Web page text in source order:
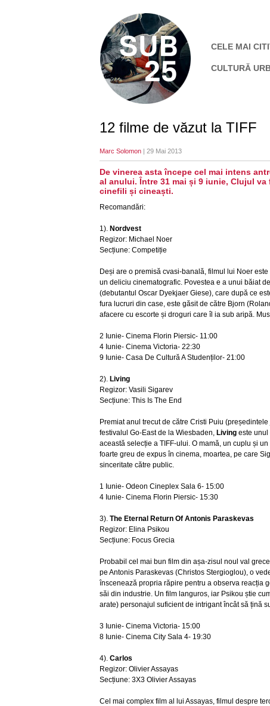
CELE MAI
CULTURĂ
12 filme de văzut la TIFF
Marc Solomon | 29 Mai 2013
De vinerea asta începe cel mai intens
al anului. Între 31 mai și 9 iunie, Clujul
cinefili și cineaști.
Recomandări:
1). Nordvest
Regizor: Michael Noer
Secțiune: Competiție
Deși are o premisă cvasi-banală, filmul lui Noer
un deliciu cinematografic. Povestea e a unui băiat
(debutantul Oscar Dyekjaer Giese), care după ce
fura lucruri din case, este găsit de către Bjorn
afacere cu escorte și droguri care îl ia sub aripă.
2 Iunie- Cinema Florin Piersic- 11:00
4 Iunie- Cinema Victoria- 22:30
9 Iunie- Casa De Cultură A Studenților- 21:00
2). Living
Regizor: Vasili Sigarev
Secțiune: This Is The End
Premiat anul trecut de către Cristi Puiu
festivalul Go-East de la Wiesbaden, Living este unul
această selecție a TIFF-ului. O mamă, un cuplu și
foarte greu de expus în cinema, moartea, pe care
sinceritate către public.
1 Iunie- Odeon Cineplex Sala 6- 15:00
4 Iunie- Cinema Florin Piersic- 15:30
3). The Eternal Return Of Antonis Paraskevas
Regizor: Elina Psikou
Secțiune: Focus Grecia
Probabil cel mai bun film din așa-zisul noul val
pe Antonis Paraskevas (Christos Stergioglou), o
înscenează propria răpire pentru a observa reacția
săi din industrie. Un film languros, iar Psikou știe
arate) personajul suficient de intrigant încât să țină
3 Iunie- Cinema Victoria- 15:00
8 Iunie- Cinema City Sala 4- 19:30
4). Carlos
Regizor: Olivier Assayas
Secțiune: 3X3 Olivier Assayas
Cel mai complex film al lui Assayas, filmul despre